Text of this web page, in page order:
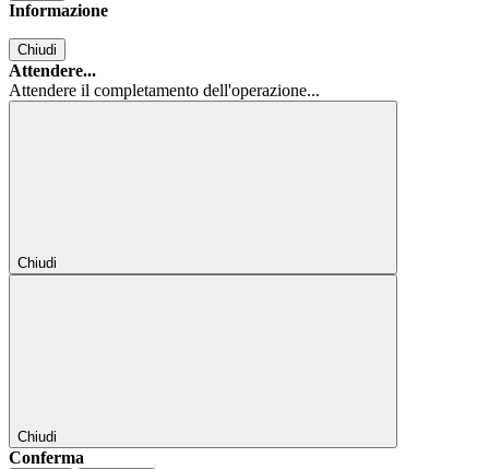
Informazione
Chiudi
Attendere...
Attendere il completamento dell'operazione...
Chiudi
Chiudi
Conferma